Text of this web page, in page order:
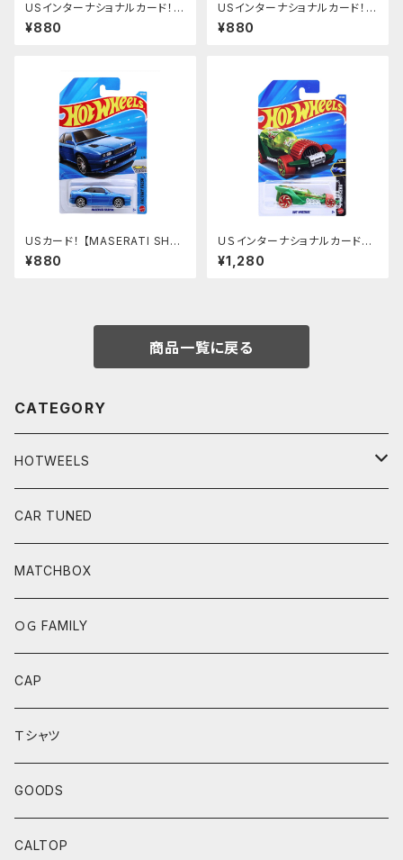
USインターナショナルカード！
【’70 PLYMOUTH BARRACU
DA】ブルー ’70 プリマス バラク
¥880
USインターナショナルカード！
【MASERATI SHAMAL】レッ
ド マセラティ
¥880
USカード！ 【MASERATI SHA
MAL】ブルー マセラティ
¥880
ＵＳインターナショナルカード！
【HOT WHEENGS】トレジャー
ハント
¥1,280
商品一覧に戻る
CATEGORY
HOTWEELS
BASIC
FAST&FURIOUS
CAR CULTURE
POP CULTURE
BOULEVARD SERIES
ANNIVERSARY SERIES
THEME AUTOMOTIVE
CAR TUNED
MATCHBOX
ＯＧ FAMILY
CAP
Ｔシャツ
GOODS
CALTOP